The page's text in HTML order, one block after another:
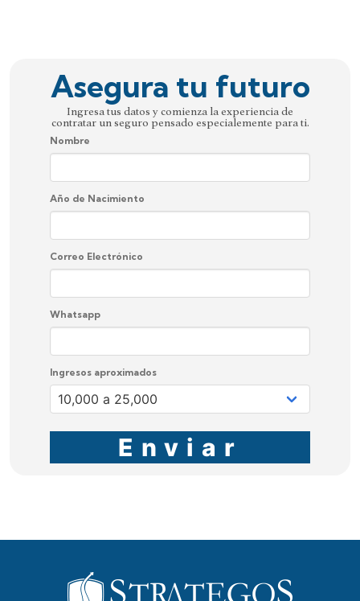
Asegura tu futuro
Ingresa tus datos y comienza la experiencia de
contratar un seguro pensado especialemente para ti.
Nombre
Año de Nacimiento
Correo Electrónico
Whatsapp
Ingresos aproximados
Enviar